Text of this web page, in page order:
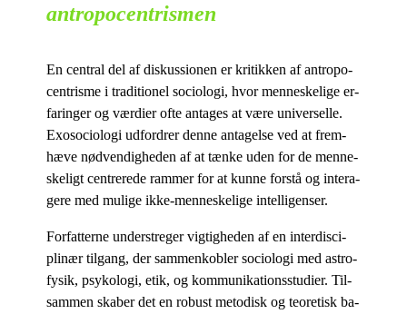
antropocentrismen
En cen­tral del af dis­kus­sio­nen er kri­tik­ken af an­tro­po­
cen­tris­me i tra­di­tio­nel so­cio­lo­gi, hvor men­ne­ske­li­ge er­
fa­rin­ger og vær­di­er ofte an­ta­ges at være uni­ver­sel­le.
Exo­so­cio­lo­gi ud­for­drer den­ne an­ta­gel­se ved at frem­
hæ­ve nød­ven­dig­he­den af at tæn­ke uden for de men­ne­
ske­ligt cen­tre­re­de ram­mer for at kun­ne for­stå og in­ter­a­
ge­re med mu­li­ge ikke-men­ne­ske­li­ge intelligenser.
For­fat­ter­ne un­der­stre­ger vig­tig­he­den af en in­ter­di­sci­
pli­nær til­gang, der sam­men­kob­ler so­cio­lo­gi med astro­
fy­sik, psy­ko­lo­gi, etik, og kom­mu­ni­ka­tions­stu­di­er. Til­
sam­men ska­ber det en ro­bust me­to­disk og te­o­re­tisk ba­